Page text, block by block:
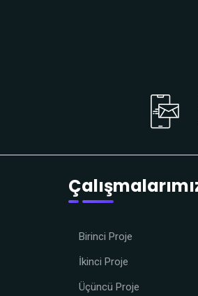
Birinci Proje
İkinci Proje
Üçüncü Proje